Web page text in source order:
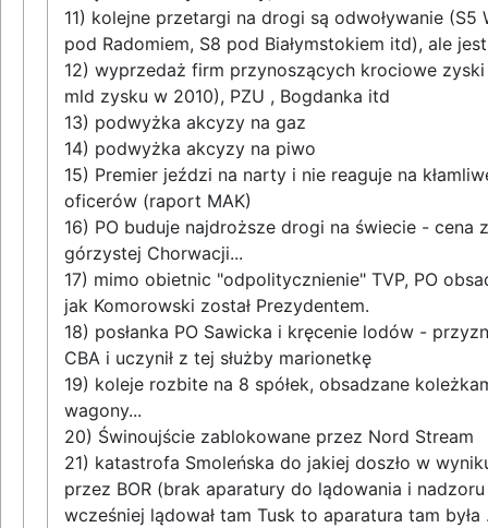
11) kolejne przetargi na drogi są odwoływanie (S5
pod Radomiem, S8 pod Białymstokiem itd), ale
12) wyprzedaż firm przynoszących krociowe zyski
mld zysku w 2010), PZU , Bogdanka itd
13) podwyżka akcyzy na gaz
14) podwyżka akcyzy na piwo
15) Premier jeździ na narty i nie reaguje na
oficerów (raport MAK)
16) PO buduje najdroższe drogi na świecie -
górzystej Chorwacji...
17) mimo obietnic "odpolitycznienie" TVP, PO
jak Komorowski został Prezydentem.
18) posłanka PO Sawicka i kręcenie lodów -
CBA i uczynił z tej służby marionetkę
19) koleje rozbite na 8 spółek, obsadzane
wagony...
20) Świnoujście zablokowane przez Nord Stream
21) katastrofa Smoleńska do jakiej doszło w
przez BOR (brak aparatury do lądowania i
wcześniej lądował tam Tusk to aparatura tam